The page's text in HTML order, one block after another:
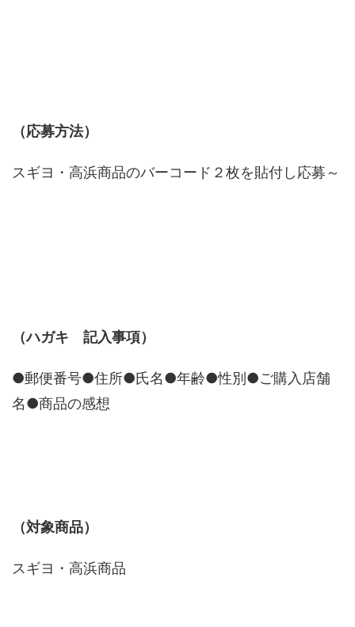
（応募方法）
スギヨ・高浜商品のバーコード２枚を貼付し応募～
（ハガキ 記入事項）
●郵便番号●住所●氏名●年齢●性別●ご購入店舗
名●商品の感想
（対象商品）
スギヨ・高浜商品